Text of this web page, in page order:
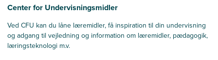
Center for Undervisningsmidler
Ved CFU kan du låne læremidler, få inspiration til din undervisning
og adgang til vejledning og information om læremidler, pædagogik,
læringsteknologi m.v.